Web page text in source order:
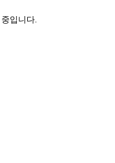
입니다.